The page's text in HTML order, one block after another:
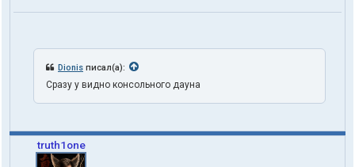
Dionis писал(а):
Сразу у видно консольного дауна
truth1one